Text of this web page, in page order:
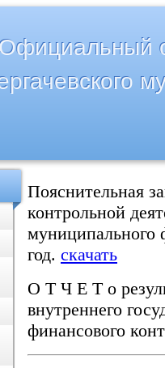
Пояснительная
контрольной
муниципального
год. скачать
О Т Ч Е Т о
внутреннего
финансового